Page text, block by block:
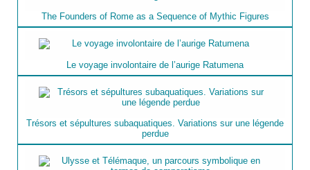
The Founders of Rome as a Sequence of Mythic Figures
Le voyage involontaire de l’aurige Ratumena
Trésors et sépultures subaquatiques. Variations sur une légende
perdue